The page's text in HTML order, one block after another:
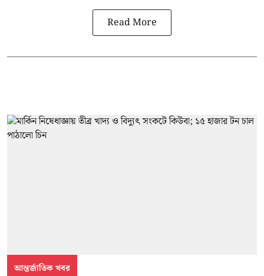
Read More
আন্তর্জাতিক খবর